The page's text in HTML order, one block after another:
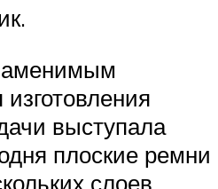
выступала
плоские ремни
слоев